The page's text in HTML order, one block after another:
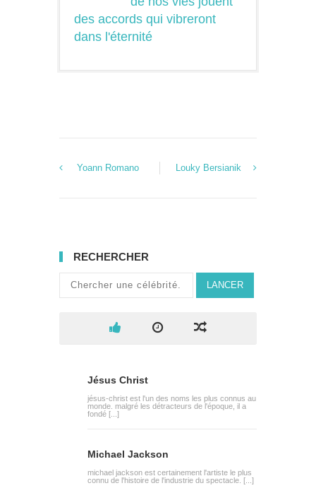
des accords qui vibreront
dans l'éternité
Yoann Romano Louky Bersianik
RECHERCHER
LANCER
Jésus Christ
jésus-christ est l'un des noms les plus connus au
monde. malgré les détracteurs de l'époque, il a
fondé [...]
Michael Jackson
michael jackson est certainement l'artiste le plus
connu de l'histoire de l'industrie du spectacle. [...]